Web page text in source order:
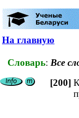
На главную
Словарь: Все
[200]